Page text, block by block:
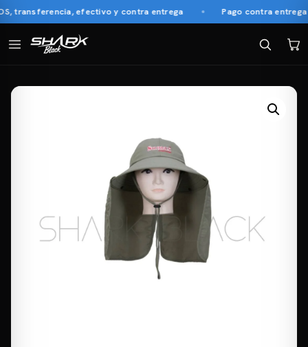
transferencia, efectivo y contra entrega Pago contra entrega